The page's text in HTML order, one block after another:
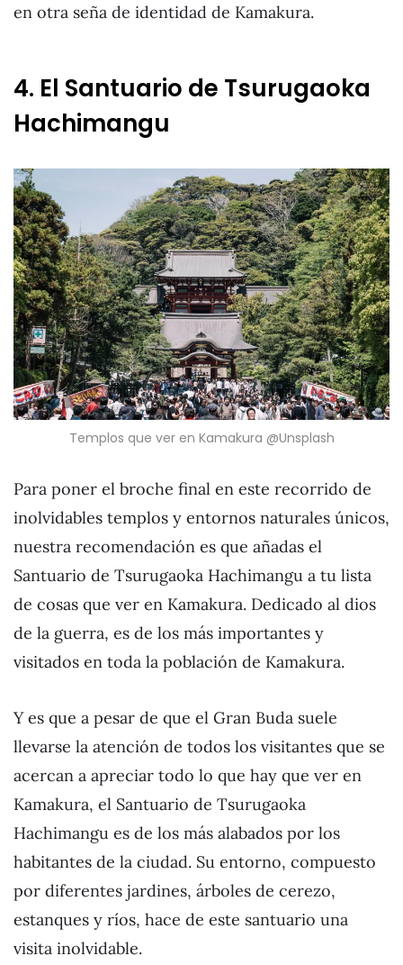
en otra seña de identidad de Kamakura.
4. El Santuario de Tsurugaoka
Hachimangu
Templos que ver en Kamakura @Unsplash
Para poner el broche final en este recorrido de
inolvidables templos y entornos naturales únicos,
nuestra recomendación es que añadas el
Santuario de Tsurugaoka Hachimangu a tu lista
de cosas que ver en Kamakura. Dedicado al dios
de la guerra, es de los más importantes y
visitados en toda la población de Kamakura.
Y es que a pesar de que el Gran Buda suele
llevarse la atención de todos los visitantes que se
acercan a apreciar todo lo que hay que ver en
Kamakura, el Santuario de Tsurugaoka
Hachimangu es de los más alabados por los
habitantes de la ciudad. Su entorno, compuesto
por diferentes jardines, árboles de cerezo,
estanques y ríos, hace de este santuario una
visita inolvidable.